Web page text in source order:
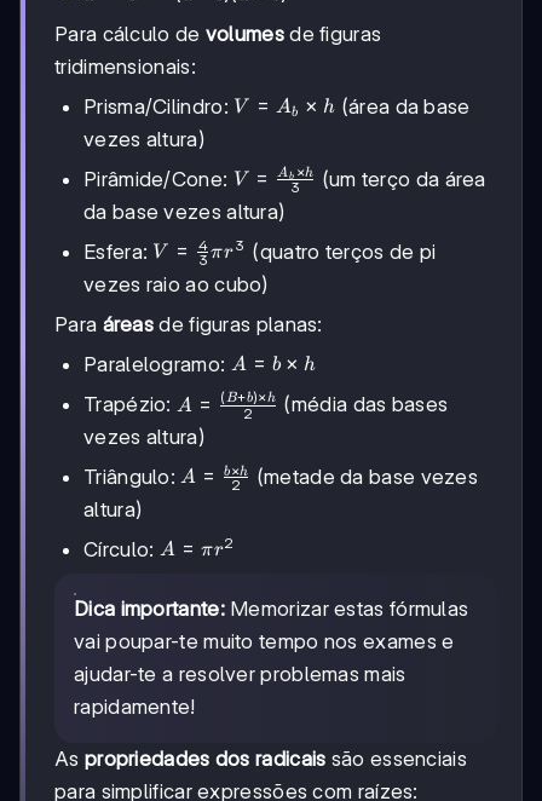
a^2
2ab
+
= (a-
b)
Para cálculo de volumesde figuras
tridimensionais:
Prisma/Cilindro: V =
h
V = Ab × h (área da base
vezes altura)
Pirâmide/Cone: V =
\frac{A_b
\times h}
{3}
V = 3
Ab ×h
(um terço da área
da base vezes altura)
Esfera: V =
\frac{4}
{3} \pi
r^3
V = 3
4πr3 (quatro terços de pi
vezes raio ao cubo)
Para áreas de figuras planas:
Paralelogramo: A = b
\times
h
A = b × h
Trapézio: A =
\frac{(B+b)
\times h}
{2}
A = 2
(B+b)×h (média das bases
vezes altura)
Triângulo:A =
h}{2}
A = 2
b×h
(metade da base vezes
altura)
Círculo: A
\pi
r^2
A = πr2
Dica importante:Memorizar estas fórmulas
vai poupar-te muito tempo nos exames e
ajudar-te a resolver problemas mais
rapidamente!
As propriedades dos radicais são essenciais
para simplificar expressões com raízes: